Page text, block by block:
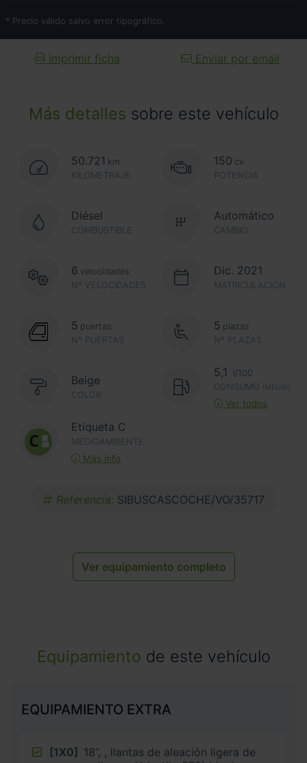
Más detalles sobre este vehículo
50.721 km
KILOMETRAJE
150 cv
POTENCIA
Diésel
COMBUSTIBLE CAMBIO
Automático
Nº VELOCIDADES
6 velocidades Dic. 2021
MATRICULACIÓN
Nº PUERTAS
5 puertas
Nº PLAZAS
5 plazas
Beige
COLOR
5,1
l/100
CONSUMO
(MEDIO)
Ver todos
Etiqueta C
MEDIOAMBIENTE
Más info
Referencia: SIBUSCASCOCHE/VO/35717
Ver equipamiento completo
* Precio válido salvo error tipográfico.
Imprimir ficha Enviar por email
Equipamiento de este vehículo
EQUIPAMIENTO EXTRA
[1X0] 18”, , llantas de aleación ligera de